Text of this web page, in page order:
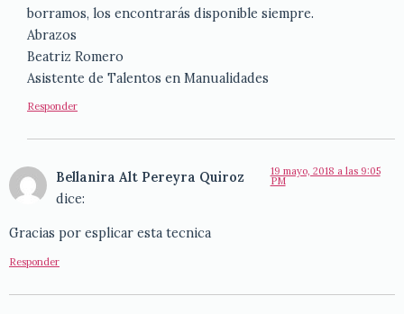
borramos, los encontrarás disponible siempre.
Abrazos
Beatriz Romero
Asistente de Talentos en Manualidades
Responder
Bellanira Alt Pereyra Quiroz
dice:
19 mayo, 2018 a las 9:05
PM
Gracias por esplicar esta tecnica
Responder